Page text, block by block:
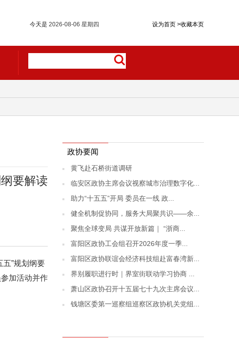
设为首页 >收藏本页
今天是 2026-08-06 星期四
要解读
”规划纲要
加活动并作
政协要闻
黄飞赴石桥街道调研
临安区政协主席会议视察城市治理数字化...
助力“十五五”开局 委员在一线 政...
健全机制促协同，服务大局聚共识——余...
聚焦全球变局 共谋开放新篇｜ “浙商...
富阳区政协工会组召开2026年度一季...
富阳区政协联谊会经济科技组赴富春湾新...
界别履职进行时｜界室街联动学习协商 ...
萧山区政协召开十五届七十九次主席会议...
钱塘区委第一巡察组巡察区政协机关党组...